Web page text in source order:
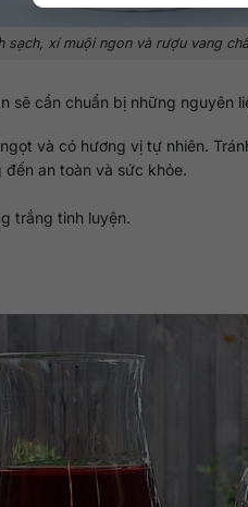
sạch, xí muội ngon và rượu vang
sẽ cần chuẩn bị những nguyên
và có hương vị tự nhiên.
an toàn và sức khỏe.
trắng tinh luyện.